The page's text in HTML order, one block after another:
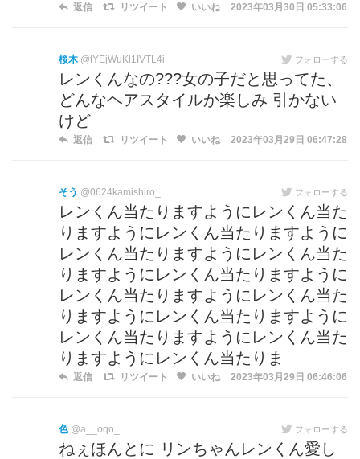
返信 リツイート いいね 2023年03月30日 05:33:06
桜木 @tYEjWuKl1IVTL4i フォローする
レンくんなの???女の子だと思ってた、
どんなヘアスタイルか楽しみ 引かない
けど
返信 リツイート いいね 2023年03月29日 06:47:28
そう @0624kamishiro_ フォローする
レンくん当たりますようにレンくん当た
りますようにレンくん当たりますように
レンくん当たりますようにレンくん当た
りますようにレンくん当たりますように
レンくん当たりますようにレンくん当た
りますようにレンくん当たりますように
レンくん当たりますようにレンくん当た
りますようにレンくん当たりま
返信 リツイート いいね 2023年03月29日 06:46:06
色 @a__oqo_ フォローする
ねぇほんとに リンちゃんレンくん愛し